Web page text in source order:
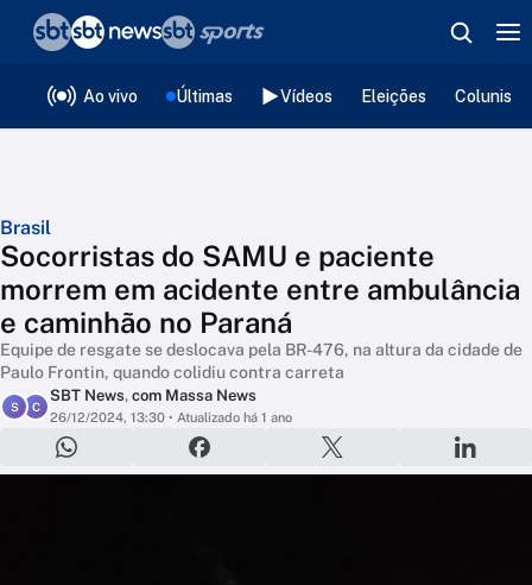
Ao vivo Últimas Vídeos Eleições
Brasil
Socorristas do SAMU e paciente
morrem em acidente entre ambulância
e caminhão no Paraná
Equipe de resgate se deslocava pela BR-476, na altura da cidade de
Paulo Frontin, quando colidiu contra carreta
S C
SBT News, com Massa News
26/12/2024, 13:30 • Atualizado há 1 ano
❮voltar
Editorias